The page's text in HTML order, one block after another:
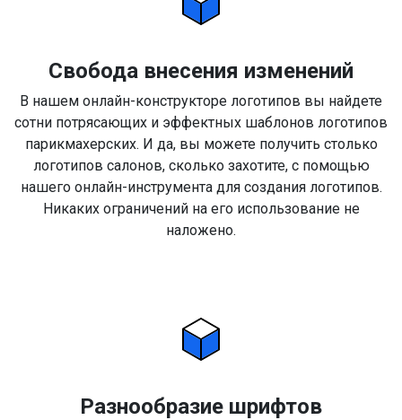
Свобода внесения изменений
В нашем онлайн-конструкторе логотипов вы найдете
сотни потрясающих и эффектных шаблонов логотипов
парикмахерских. И да, вы можете получить столько
логотипов салонов, сколько захотите, с помощью
нашего онлайн-инструмента для создания логотипов.
Никаких ограничений на его использование не
наложено.
Разнообразие шрифтов